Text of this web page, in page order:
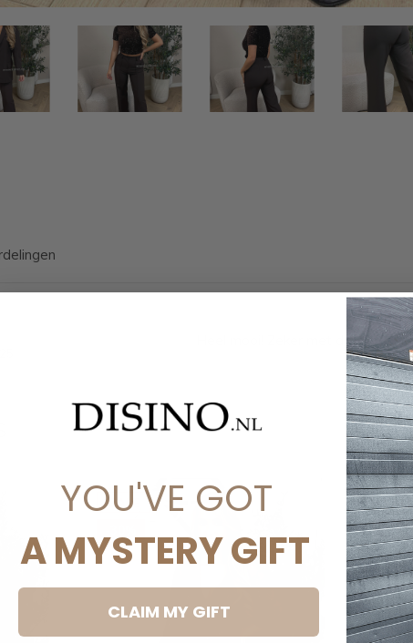
Heel mooi! Zeker met de
SALE
SALE
-30%
YOU'VE GOT
A MYSTERY GIFT
CLAIM MY GIFT